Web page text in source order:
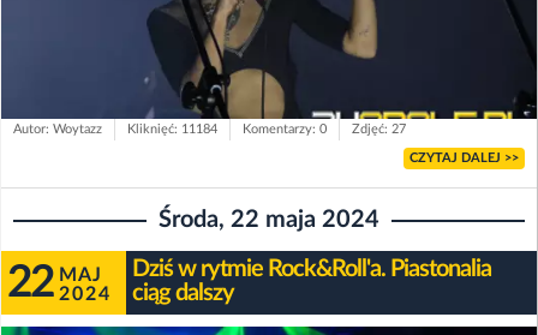
Autor: Woytazz Kliknięć: 11184 Komentarzy: 0 Zdjęć: 27
CZYTAJ DALEJ >>
Środa, 22 maja 2024
22 MAJ
2024
Dziś w rytmie Rock&Roll'a. Piastonalia
ciąg dalszy